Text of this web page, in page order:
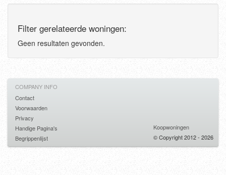
Filter gerelateerde woningen:
Geen resultaten gevonden.
COMPANY INFO
Contact
Voorwaarden
Privacy
Handige Pagina's
Begrippenlijst
Koopwoningen
© Copyright 2012 - 2026